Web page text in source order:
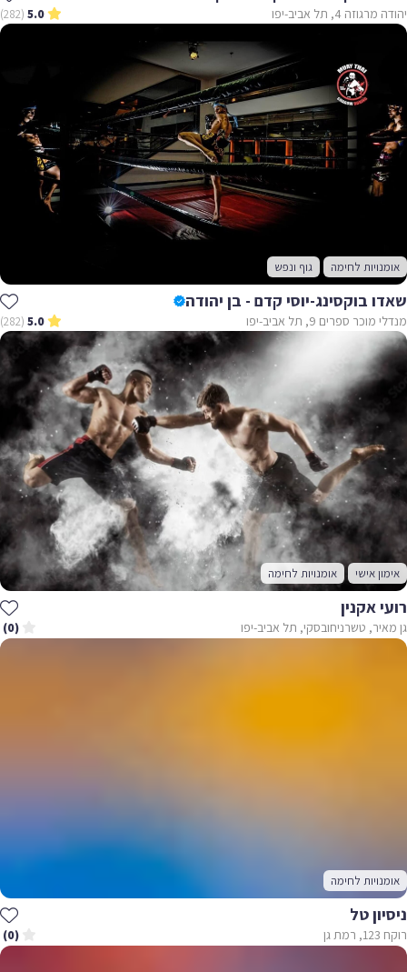
יהודה מרגוזה 4, תל אביב-יפו 5.0
(282)
אומנויות לחימה גוף ונפש
שאדו בוקסינג-יוסי קדם - בן יהודה
מנדלי מוכר ספרים 9, תל אביב-יפו 5.0
(282)
אימון אישי אומנויות לחימה
רועי אקנין
גן מאיר, טשרניחובסקי, תל אביב-יפו (0)
אומנויות לחימה
ניסיון טל
רוקח 123, רמת גן (0)